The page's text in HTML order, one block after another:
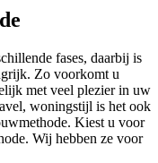
fases, daarbij is
Zo voorkomt u
met veel plezier in uw
woningstijl is het ook
Kiest u voor
Wij hebben ze voor